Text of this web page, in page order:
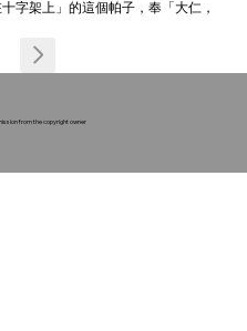
字架上」的這個帕子，奉「大仁，
from the copyright owner